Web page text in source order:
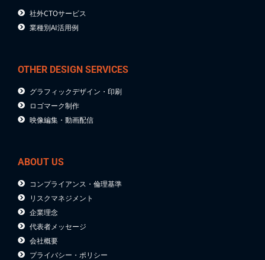
社外CTOサービス
業種別AI活用例
OTHER DESIGN SERVICES
グラフィックデザイン・印刷
ロゴマーク制作
映像編集・動画配信
ABOUT US
コンプライアンス・倫理基準
リスクマネジメント
企業理念
代表者メッセージ
会社概要
プライバシー・ポリシー